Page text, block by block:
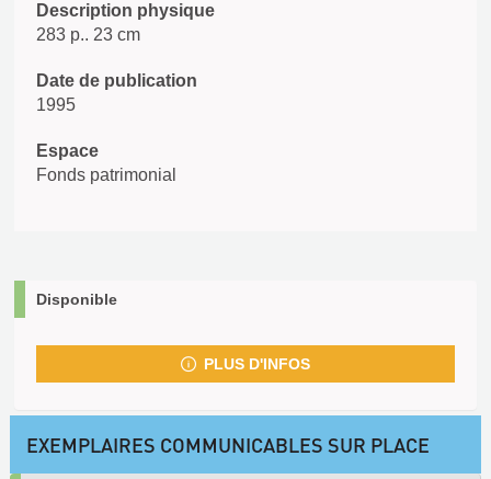
Description physique
283 p.. 23 cm
Date de publication
1995
Espace
Fonds patrimonial
Disponible
PLUS D'INFOS
EXEMPLAIRES COMMUNICABLES SUR PLACE